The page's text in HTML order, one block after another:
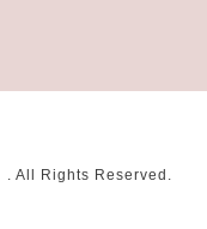
. All Rights Reserved.